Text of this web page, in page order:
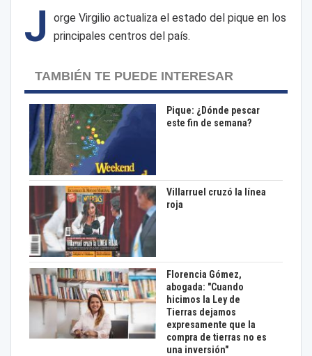
J
orge Virgilio actualiza el estado del pique en los
principales centros del país.
TAMBIÉN TE PUEDE INTERESAR
Pique: ¿Dónde pescar
este fin de semana?
Villarruel cruzó la línea
roja
Florencia Gómez,
abogada: "Cuando
hicimos la Ley de
Tierras dejamos
expresamente que la
compra de tierras no es
una inversión"